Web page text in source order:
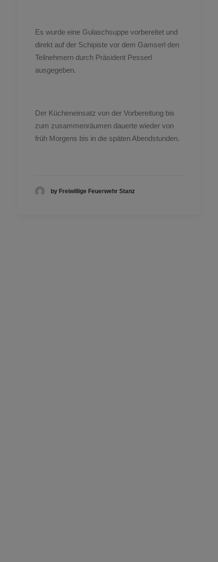
Es wurde eine Gulaschsuppe vorbereitet und
direkt auf der Schipiste vor dem Gamserl den
Teilnehmern durch Präsident Pesserl
ausgegeben.
Der Kücheneinsatz von der Vorbereitung bis
zum zusammenräumen dauerte wieder von
früh Morgens bis in die späten Abendstunden.
by Freiwillige Feuerwehr Stanz